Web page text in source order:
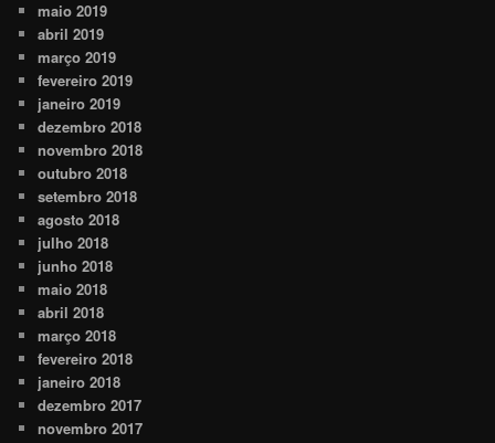
maio 2019
abril 2019
março 2019
fevereiro 2019
janeiro 2019
dezembro 2018
novembro 2018
outubro 2018
setembro 2018
agosto 2018
julho 2018
junho 2018
maio 2018
abril 2018
março 2018
fevereiro 2018
janeiro 2018
dezembro 2017
novembro 2017